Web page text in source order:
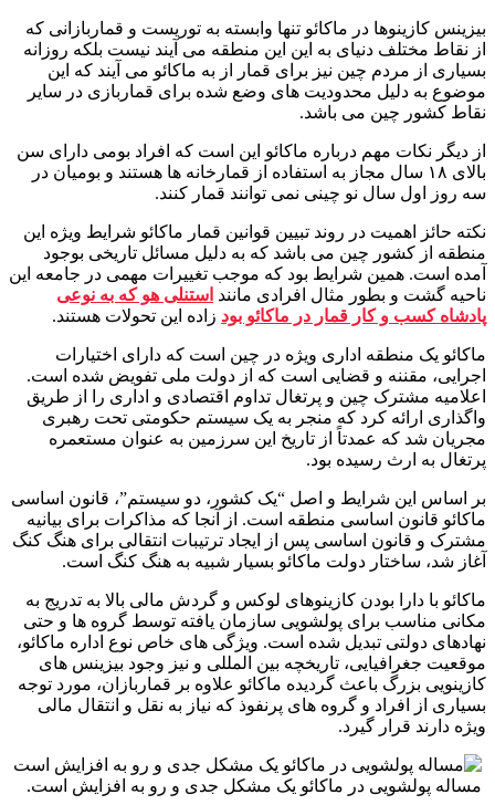
بیزینس کازینوها در ماکائو تنها وابسته به توریست و قماربازانی که
از نقاط مختلف دنیای به این این منطقه می آیند نیست بلکه روزانه
بسیاری از مردم چین نیز برای قمار از به ماکائو می ‌آیند که این
موضوع به دلیل محدودیت های وضع شده برای قماربازی در سایر
نقاط کشور چین می باشد.
از دیگر نکات مهم درباره ماکائو این است که افراد بومی دارای سن
بالای ۱۸ سال مجاز به استفاده از قمارخانه ‌ها هستند و بومیان در
سه روز اول سال نو چینی نمی ‌توانند قمار کنند.
نکته حائز اهمیت در روند تبیین قوانین قمار ماکائو شرایط ویژه این
منطقه از کشور چین می باشد که به دلیل مسائل تاریخی بوجود
آمده است. همین شرایط بود که موجب تغییرات مهمی در جامعه این
ناحیه گشت و بطور مثال افرادی مانند استنلی هو که به نوعی
پادشاه کسب و کار قمار در ماکائو بود زاده این تحولات هستند.
ماکائو یک منطقه اداری ویژه در چین است که دارای اختیارات
اجرایی، مقننه و قضایی است که از دولت ملی تفویض شده است.
اعلامیه مشترک چین و پرتغال تداوم اقتصادی و اداری را از طریق
واگذاری ارائه کرد که منجر به یک سیستم حکومتی تحت رهبری
مجریان شد که عمدتاً از تاریخ این سرزمین به عنوان مستعمره
پرتغال به ارث رسیده بود.
بر اساس این شرایط و اصل “یک کشور، دو سیستم”، قانون اساسی
ماکائو قانون اساسی منطقه است. از آنجا که مذاکرات برای بیانیه
مشترک و قانون اساسی پس از ایجاد ترتیبات انتقالی برای هنگ کنگ
آغاز شد، ساختار دولت ماکائو بسیار شبیه به هنگ کنگ است.
ماکائو با دارا بودن کازینوهای لوکس و گردش مالی بالا به تدریج به
مکانی مناسب برای پولشویی سازمان یافته توسط گروه ها و حتی
نهادهای دولتی تبدیل شده است. ویژگی های خاص نوع اداره ماکائو،
موقعیت جغرافیایی، تاریخچه بین المللی و نیز وجود بیزینس های
کازینویی بزرگ باعث گردیده ماکائو علاوه بر قماربازان، مورد توجه
بسیاری از افراد و گروه های پرنفوذ که نیاز به نقل و انتقال مالی
ویژه دارند قرار گیرد.
مساله پولشویی در ماکائو یک مشکل جدی و رو به افزایش است.